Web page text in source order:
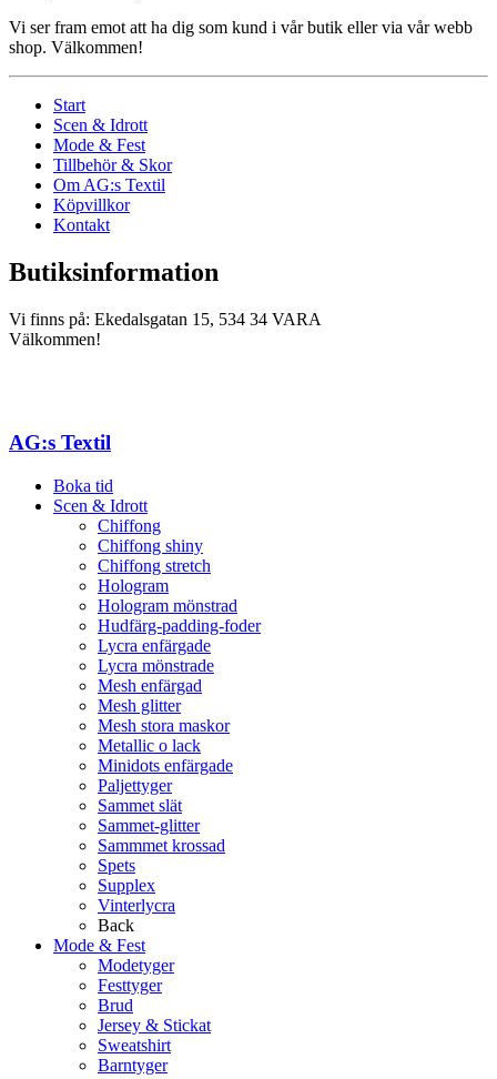
Vi ser fram emot att ha dig som kund i vår butik eller via vår webb
shop. Välkommen!
Start
Scen & Idrott
Mode & Fest
Tillbehör & Skor
Om AG:s Textil
Köpvillkor
Kontakt
Butiksinformation
Vi finns på: Ekedalsgatan 15, 534 34 VARA
Välkommen!
AG:s Textil
Boka tid
Scen & Idrott
Chiffong
Chiffong shiny
Chiffong stretch
Hologram
Hologram mönstrad
Hudfärg-padding-foder
Lycra enfärgade
Lycra mönstrade
Mesh enfärgad
Mesh glitter
Mesh stora maskor
Metallic o lack
Minidots enfärgade
Paljettyger
Sammet slät
Sammet-glitter
Sammmet krossad
Spets
Supplex
Vinterlycra
Back
Mode & Fest
Modetyger
Festtyger
Brud
Jersey & Stickat
Sweatshirt
Barntyger